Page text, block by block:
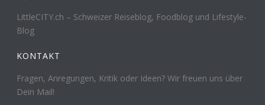
LittleCITY.ch – Schweizer Reiseblog, Foodblog und Lifestyle-
Blog
KONTAKT
Fragen, Anregungen, Kritik oder Ideen? Wir freuen uns über
Dein Mail!